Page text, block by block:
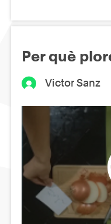
Per què
Victor Sanz